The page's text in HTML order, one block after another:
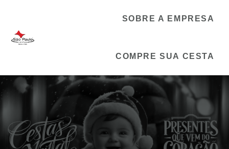
SOBRE A EMPRESA
COMPRE SUA CESTA